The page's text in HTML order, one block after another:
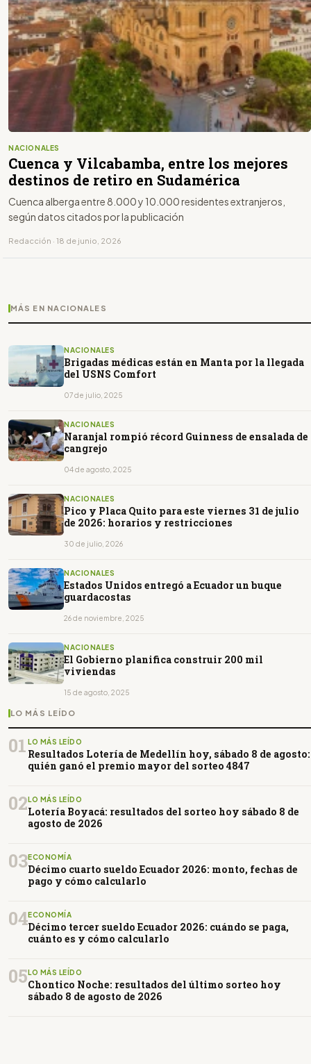
NACIONALES
Cuenca y Vilcabamba, entre los mejores
destinos de retiro en Sudamérica
Cuenca alberga entre 8.000 y 10.000 residentes extranjeros,
según datos citados por la publicación
Redacción · 18 de junio, 2026
MÁS EN NACIONALES
NACIONALES
Brigadas médicas están en Manta por la llegada
del USNS Comfort
07 de julio, 2025
NACIONALES
Naranjal rompió récord Guinness de ensalada de
cangrejo
04 de agosto, 2025
NACIONALES
Pico y Placa Quito para este viernes 31 de julio
de 2026: horarios y restricciones
30 de julio, 2026
NACIONALES
Estados Unidos entregó a Ecuador un buque
guardacostas
26 de noviembre, 2025
NACIONALES
El Gobierno planifica construir 200 mil
viviendas
15 de agosto, 2025
LO MÁS LEÍDO
01 LO MÁS LEÍDO
Resultados Lotería de Medellín hoy, sábado 8 de agosto:
quién ganó el premio mayor del sorteo 4847
02LO MÁS LEÍDO
Lotería Boyacá: resultados del sorteo hoy sábado 8 de
agosto de 2026
03ECONOMÍA
Décimo cuarto sueldo Ecuador 2026: monto, fechas de
pago y cómo calcularlo
04ECONOMÍA
Décimo tercer sueldo Ecuador 2026: cuándo se paga,
cuánto es y cómo calcularlo
05LO MÁS LEÍDO
Chontico Noche: resultados del último sorteo hoy
sábado 8 de agosto de 2026